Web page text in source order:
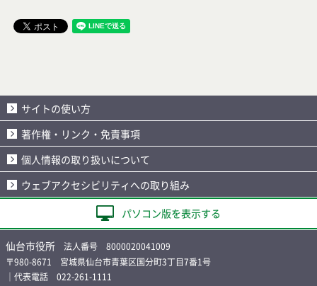
サイトの使い方
著作権・リンク・免責事項
個人情報の取り扱いについて
ウェブアクセシビリティへの取り組み
パソコン版を表示する
仙台市役所 法人番号 8000020041009
〒980-8671 宮城県仙台市青葉区国分町3丁目7番1号
｜代表電話 022-261-1111